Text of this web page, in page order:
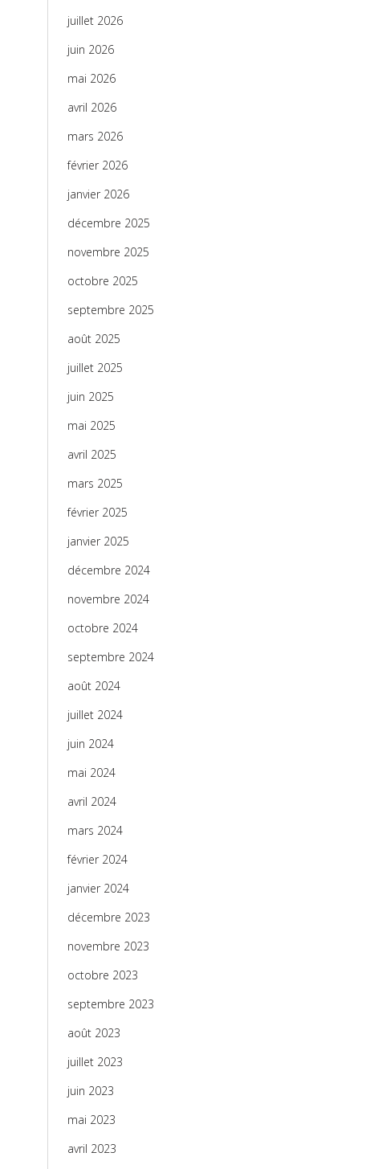
juillet 2026
juin 2026
mai 2026
avril 2026
mars 2026
février 2026
janvier 2026
décembre 2025
novembre 2025
octobre 2025
septembre 2025
août 2025
juillet 2025
juin 2025
mai 2025
avril 2025
mars 2025
février 2025
janvier 2025
décembre 2024
novembre 2024
octobre 2024
septembre 2024
août 2024
juillet 2024
juin 2024
mai 2024
avril 2024
mars 2024
février 2024
janvier 2024
décembre 2023
novembre 2023
octobre 2023
septembre 2023
août 2023
juillet 2023
juin 2023
mai 2023
avril 2023